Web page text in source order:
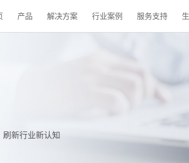
产品 解决方案 行业案例 服务支持
新行业新认知